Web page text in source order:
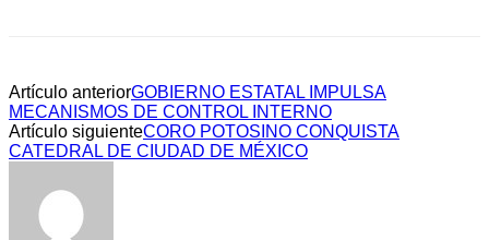
Artículo anteriorGOBIERNO ESTATAL IMPULSA
MECANISMOS DE CONTROL INTERNO
Artículo siguienteCORO POTOSINO CONQUISTA
CATEDRAL DE CIUDAD DE MÉXICO